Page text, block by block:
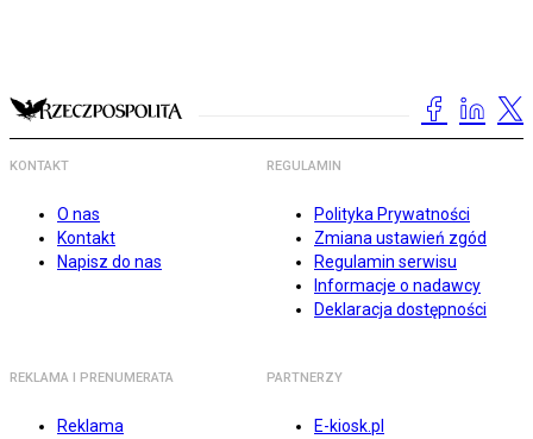
KONTAKT
O nas
Kontakt
Napisz do nas
REGULAMIN
Polityka Prywatności
Zmiana ustawień zgód
Regulamin serwisu
Informacje o nadawcy
Deklaracja dostępności
REKLAMA I PRENUMERATA
Reklama
PARTNERZY
E-kiosk.pl